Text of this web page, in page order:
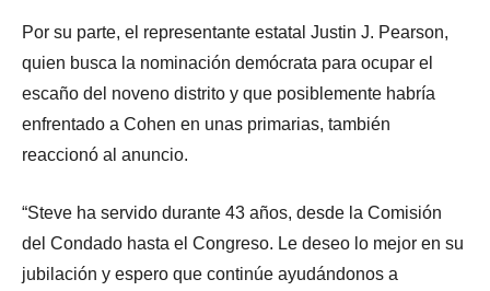
Por su parte, el representante estatal Justin J. Pearson,
quien busca la nominación demócrata para ocupar el
escaño del noveno distrito y que posiblemente habría
enfrentado a Cohen en unas primarias, también
reaccionó al anuncio.
“Steve ha servido durante 43 años, desde la Comisión
del Condado hasta el Congreso. Le deseo lo mejor en su
jubilación y espero que continúe ayudándonos a